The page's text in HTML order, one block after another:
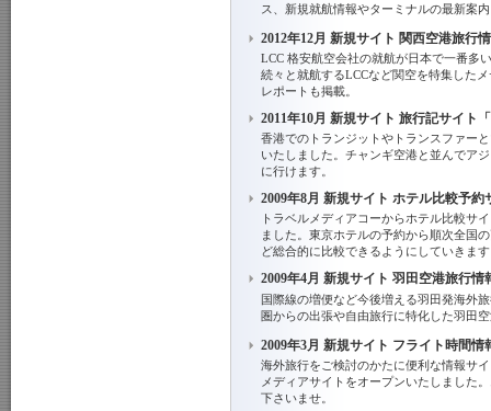
ス、新規就航情報やターミナルの最新案
2012年12月 新規サイト 関西空港旅行
LCC 格安航空会社の就航が日本で一番多
続々と就航するLCCなど関空を特集した
レポートも掲載。
2011年10月 新規サイト 旅行記サイト
香港でのトランジットやトランスファー
いたしました。チャンギ空港と並んでア
に行けます。
2009年8月 新規サイト ホテル比較予
トラベルメディアコーからホテル比較サ
ました。東京ホテルの予約から順次全国
ど総合的に比較できるようにしていきま
2009年4月 新規サイト 羽田空港旅行
国際線の増便など今後増える羽田発海外
圏からの出張や自由旅行に特化した羽田
2009年3月 新規サイト フライト時間
海外旅行をご検討のかたに便利な情報サ
メディアサイトをオープンいたしました
下さいませ。